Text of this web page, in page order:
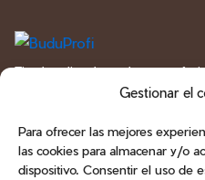
Gestionar el
Para ofrecer las mejores
las cookies para almacenar y/o
dispositivo. Consentir el uso de
Tienda online de productos
y pedicura en España. Geles,
CATÁLOGO